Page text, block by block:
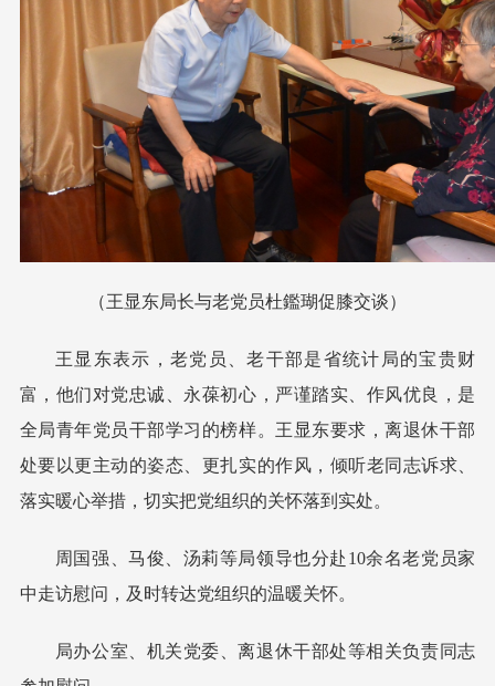
（王显东局长与老党员杜鑑瑚促膝交谈）
王显东表示，老党员、老干部是省统计局的宝贵财
富，他们对党忠诚、永葆初心，严谨踏实、作风优良，是
全局青年党员干部学习的榜样。王显东要求，离退休干部
处要以更主动的姿态、更扎实的作风，倾听老同志诉求、
落实暖心举措，切实把党组织的关怀落到实处。
周国强、马俊、汤莉等局领导也分赴10余名老党员家
中走访慰问，及时转达党组织的温暖关怀。
局办公室、机关党委、离退休干部处等相关负责同志